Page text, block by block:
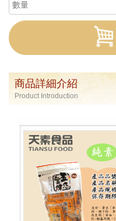
商品詳細介紹
Product Introduction